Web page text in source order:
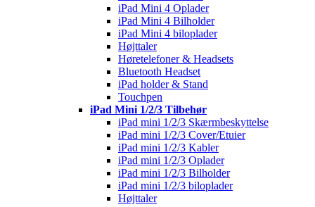
iPad Mini 4 Oplader
iPad Mini 4 Bilholder
iPad Mini 4 biloplader
Højttaler
Høretelefoner & Headsets
Bluetooth Headset
iPad holder & Stand
Touchpen
iPad Mini 1/2/3 Tilbehør
iPad mini 1/2/3 Skærmbeskyttelse
iPad mini 1/2/3 Cover/Etuier
iPad mini 1/2/3 Kabler
iPad mini 1/2/3 Oplader
iPad mini 1/2/3 Bilholder
iPad mini 1/2/3 biloplader
Højttaler